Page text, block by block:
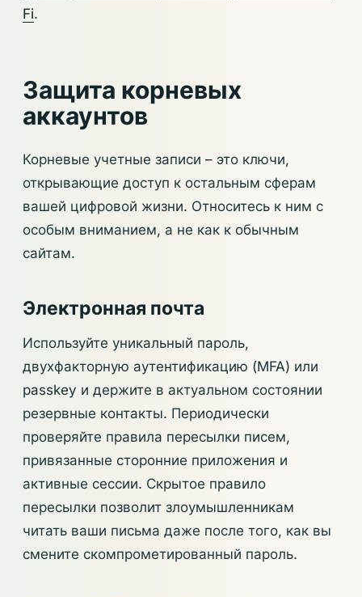
Fi.
Защита корневых
аккаунтов
Корневые учетные записи – это ключи,
открывающие доступ к остальным сферам
вашей цифровой жизни. Относитесь к ним с
особым вниманием, а не как к обычным
сайтам.
Электронная почта
Используйте уникальный пароль,
двухфакторную аутентификацию (MFA) или
passkey и держите в актуальном состоянии
резервные контакты. Периодически
проверяйте правила пересылки писем,
привязанные сторонние приложения и
активные сессии. Скрытое правило
пересылки позволит злоумышленникам
читать ваши письма даже после того, как вы
смените скомпрометированный пароль.